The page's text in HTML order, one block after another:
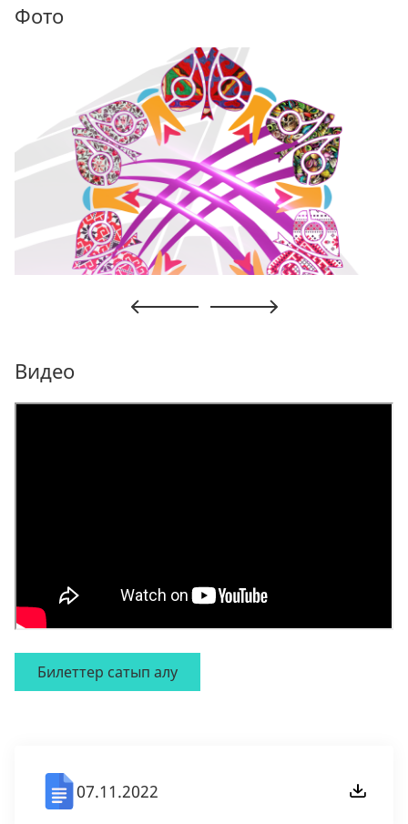
Фото
Видео
Билеттер сатып алу
07.11.2022